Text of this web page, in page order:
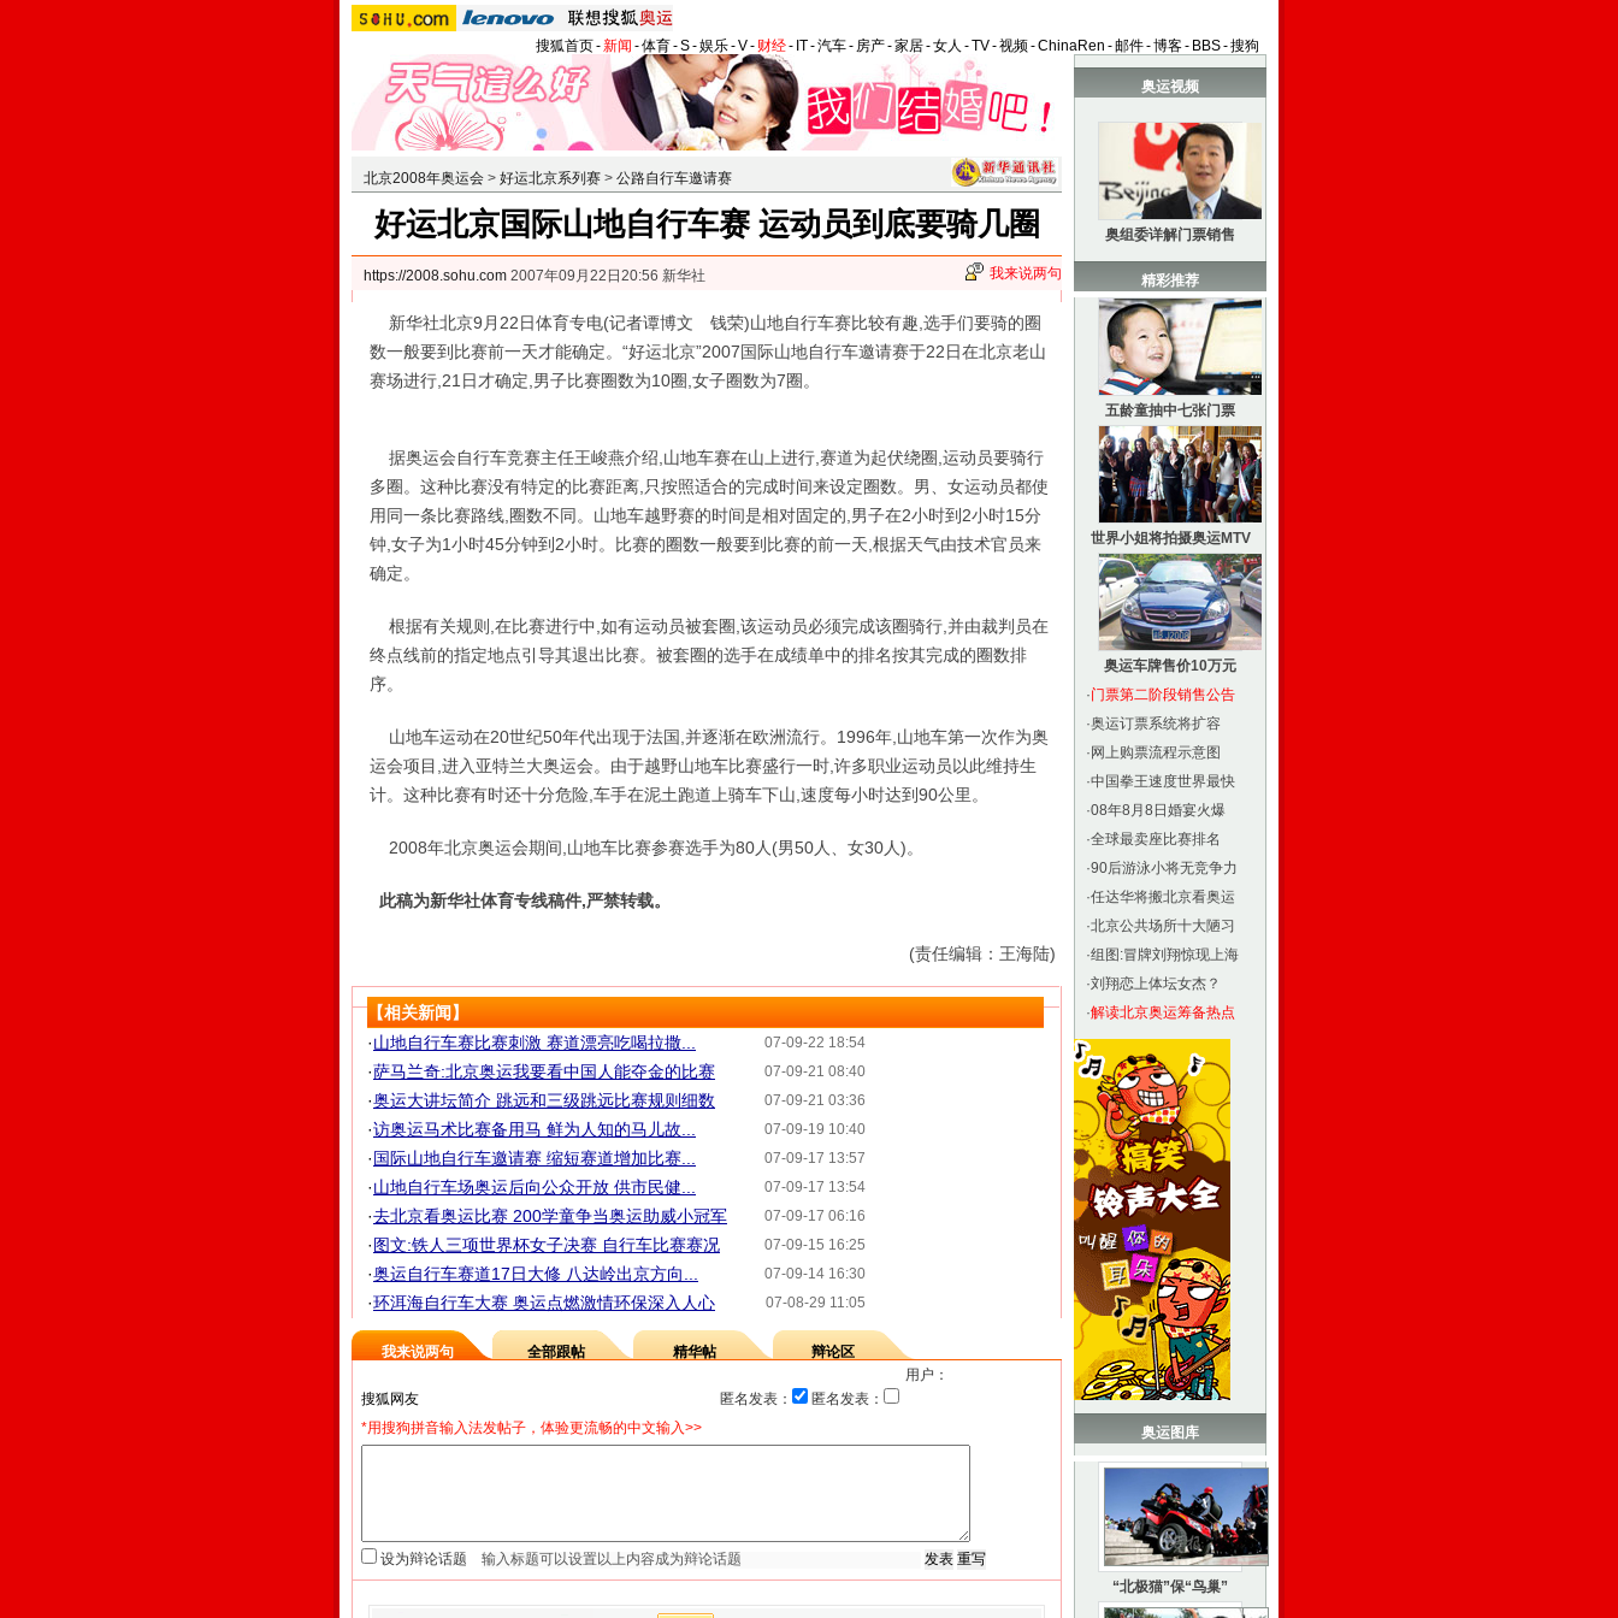
搜狐首页-新闻 -体育-S-娱乐-V- 财经- IT-汽车- 房产-家居-女人 -TV-视频-ChinaRen -邮件-博客- BBS-搜狗
北京2008年奥运会 > 好运北京系列赛 > 公路自行车邀请赛
好运北京国际山地自行车赛 运动员到底要骑几圈
https://2008.sohu.com 2007年09月22日20:56 新华社 我来说两句
新华社北京9月22日体育专电(记者谭博文 钱荣)山地自行车赛比较有趣,选手们要骑的圈
数一般要到比赛前一天才能确定。“好运北京”2007国际山地自行车邀请赛于22日在北京老山
赛场进行,21日才确定,男子比赛圈数为10圈,女子圈数为7圈。
据奥运会自行车竞赛主任王峻燕介绍,山地车赛在山上进行,赛道为起伏绕圈,运动员要骑行
多圈。这种比赛没有特定的比赛距离,只按照适合的完成时间来设定圈数。男、女运动员都使
用同一条比赛路线,圈数不同。山地车越野赛的时间是相对固定的,男子在2小时到2小时15分
钟,女子为1小时45分钟到2小时。比赛的圈数一般要到比赛的前一天,根据天气由技术官员来
确定。
根据有关规则,在比赛进行中,如有运动员被套圈,该运动员必须完成该圈骑行,并由裁判员在
终点线前的指定地点引导其退出比赛。被套圈的选手在成绩单中的排名按其完成的圈数排
序。
山地车运动在20世纪50年代出现于法国,并逐渐在欧洲流行。1996年,山地车第一次作为奥
运会项目,进入亚特兰大奥运会。由于越野山地车比赛盛行一时,许多职业运动员以此维持生
计。这种比赛有时还十分危险,车手在泥土跑道上骑车下山,速度每小时达到90公里。
2008年北京奥运会期间,山地车比赛参赛选手为80人(男50人、女30人)。
此稿为新华社体育专线稿件,严禁转载。
(责任编辑：王海陆)
【相关新闻】
07-09-22 18:54
·山地自行车赛比赛刺激 赛道漂亮吃喝拉撒...
07-09-21 08:40
·萨马兰奇:北京奥运我要看中国人能夺金的比赛
07-09-21 03:36
·奥运大讲坛简介 跳远和三级跳远比赛规则细数
07-09-19 10:40
·访奥运马术比赛备用马 鲜为人知的马儿故...
07-09-17 13:57
·国际山地自行车邀请赛 缩短赛道增加比赛...
07-09-17 13:54
·山地自行车场奥运后向公众开放 供市民健...
07-09-17 06:16
·去北京看奥运比赛 200学童争当奥运助威小冠军
07-09-15 16:25
·图文:铁人三项世界杯女子决赛 自行车比赛赛况
07-09-14 16:30
·奥运自行车赛道17日大修 八达岭出京方向...
07-08-29 11:05
·环洱海自行车大赛 奥运点燃激情环保深入人心
我来说两句 全部跟帖 精华帖
辩论区
用户：
匿名发表：
匿名发表：
*用搜狗拼音输入法发帖子，体验更流畅的中文输入>>
设为辩论话题
奥运视频
奥组委详解门票销售
精彩推荐
五龄童抽中七张门票
世界小姐将拍摄奥运MTV
奥运车牌售价10万元
·门票第二阶段销售公告
·奥运订票系统将扩容
· 网上购票流程示意图
·中国拳王速度世界最快
·08年8月8日婚宴火爆
·全球最卖座比赛排名
·90后游泳小将无竞争力
·任达华将搬北京看奥运
·北京公共场所十大陋习
·组图:冒牌刘翔惊现上海
·刘翔恋上体坛女杰？
·解读北京奥运筹备热点
奥运图库
“北极猫”保“鸟巢”